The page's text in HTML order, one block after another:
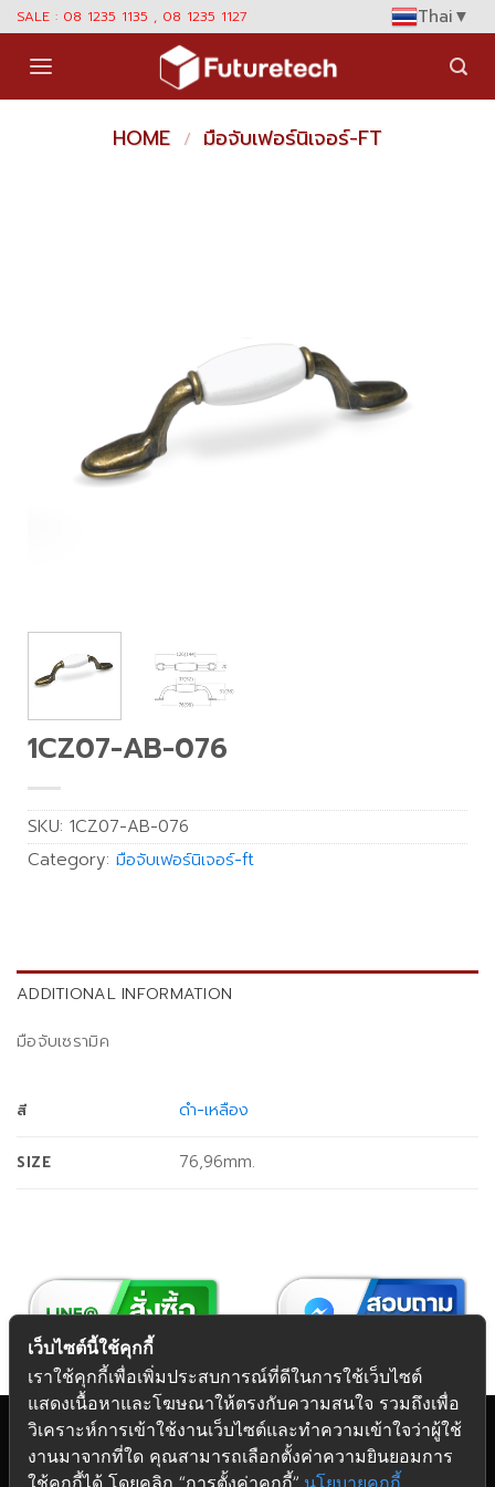
Skip
content
SALE : 08 1235 1135 , 08 1235 1127 Thai▼
HOME / มือจับเฟอร์นิเจอร์-FT
1CZ07-AB-076
SKU: 1CZ07-AB-076
Category: มือจับเฟอร์นิเจอร์-ft
ADDITIONAL INFORMATION
มือจับเซรามิค
สี ดำ-เหลือง
SIZE 76,96mm.
Copyright 2026 © Futuretech Intermarketing Co., Ltd.
เว็บไซต์นี้ใช้คุกกี้
เราใช้คุกกี้เพื่อเพิ่มประสบการณ์ที่ดีในการใช้เว็บไซต์
แสดงเนื้อหาและโฆษณาให้ตรงกับความสนใจ รวมถึงเพื่อ
วิเคราะห์การเข้าใช้งานเว็บไซต์และทำความเข้าใจว่าผู้ใช้
งานมาจากที่ใด คุณสามารถเลือกตั้งค่าความยินยอมการ
ใช้คุกกี้ได้ โดยคลิก “การตั้งค่าคุกกี้” นโยบายคุกกี้